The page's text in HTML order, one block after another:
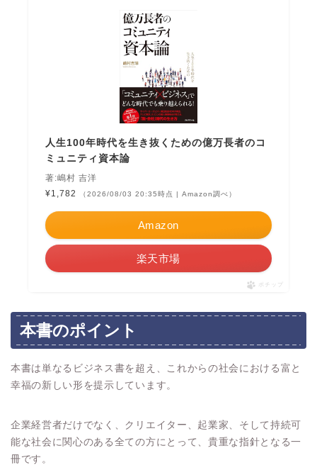
人生100年時代を生き抜くための億万長者のコ
ミュニティ資本論
著:嶋村 吉洋
¥1,782
（2026/08/03 20:35時点 | Amazon調べ）
Amazon
楽天市場
ポチップ
本書のポイント
本書は単なるビジネス書を超え、これからの社会における富と
幸福の新しい形を提示しています。
企業経営者だけでなく、クリエイター、起業家、そして持続可
能な社会に関心のある全ての方にとって、貴重な指針となる一
冊です。